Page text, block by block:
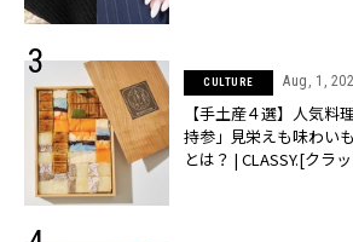
CULTURE Aug, 1,
【手土産４選】人気料
持参」見栄えも味わい
とは？ | CLASSY.[クラ